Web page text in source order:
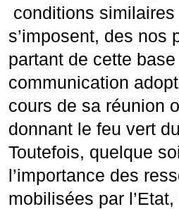
conditions
s’imposent, des nos
partant de cette
communication
cours de sa réunion
donnant le feu vert
Toutefois, quelque
l’importance des
mobilisées par